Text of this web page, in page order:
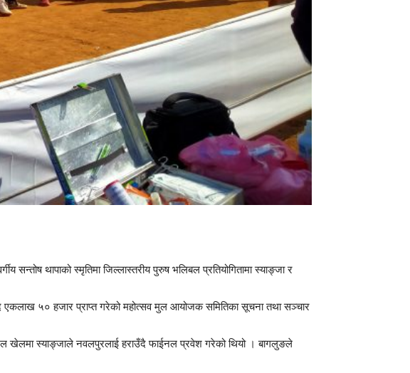
सन्तोष थापाको स्मृतिमा जिल्लास्तरीय पुरुष भलिबल प्रतियोगितामा स्याङ्जा र
एकलाख ५० हजार प्राप्त गरेको महोत्सव मुल आयोजक समितिका सूचना तथा सञ्चार
खेलमा स्याङ्जाले नवलपुरलाई हराउँदै फाईनल प्रवेश गरेको थियो । बागलुङले